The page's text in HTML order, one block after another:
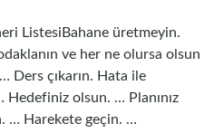
ListesiBahane üretmeyin.
ve her ne olursa olsun
Ders çıkarın. Hata ile
Hedefiniz olsun. … Planınız
… Harekete geçin. …